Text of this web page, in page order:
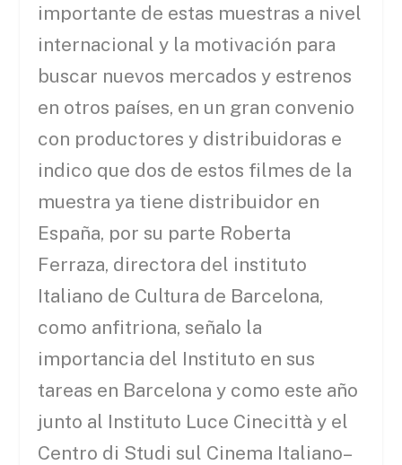
importante de estas muestras a nivel
internacional y la motivación para
buscar nuevos mercados y estrenos
en otros países, en un gran convenio
con productores y distribuidoras e
indico que dos de estos filmes de la
muestra ya tiene distribuidor en
España, por su parte Roberta
Ferraza, directora del instituto
Italiano de Cultura de Barcelona,
como anfitriona, señalo la
importancia del Instituto en sus
tareas en Barcelona y como este año
junto al Instituto Luce Cinecittà y el
Centro di Studi sul Cinema Italiano–